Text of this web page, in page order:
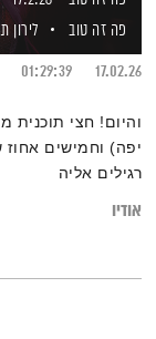
פה זה טוב
לירון
17.02.26
01:29:39
והיום! חצי
יפה) וחמישים אחוז
רגילים אליה
אודיו